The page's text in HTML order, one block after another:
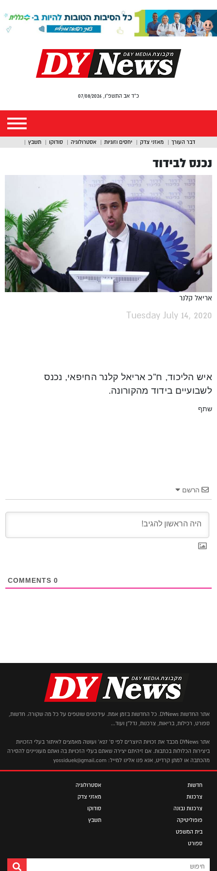
כ"ד אב התשפ"ו, 07/08/2026
דבר העורך מאזני צדק יחסים וזוגיות אסטרולוגיה סודוקו תשבץ
נכנס לבידוד
אריאל קלנר
Tuesday July 14, 2020
איש הליכוד, ח”כ אריאל קלנר החיפאי, נכנס
לשבועיים בידוד מהקורונה.
שתף
הרשם
0
אתר החדשות DYNews. כל החדשות בזמן אמת. עידכונים שוטפים על כל מה שקורה. חדשות,
ספורט, רכילות, בריאות, צרכנות, נדל"ן ועוד...
אתר DYNews מכבד את זכויות היוצרים לפי ס' 27א' ועושה מאמצים לאיתור בעלי הזכויות
ביצירות הכלולות בכתבות. אם זיהיתם יצירה שאתם בעלי הזכויות בה ואתם מעוניינים להסירה
מהכתבה או למתן קרדיט, אנא פנו אלינו למייל: yossiduek@gmail.com
חדשות
צרכנות
צרכנות נבונה
פופוליטיקה
בית המשפט
ספורט
אסטרולוגיה
מאזני צדק
סודוקו
תשבץ